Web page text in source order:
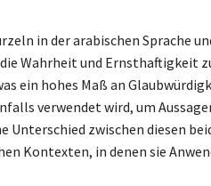
in der arabischen Sprache
Wahrheit und Ernsthaftigkeit
ein hohes Maß an
verwendet wird, um
Unterschied zwischen diesen
Kontexten, in denen sie